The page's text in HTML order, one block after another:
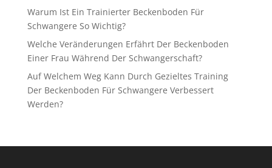
Warum Ist Ein Trainierter Beckenboden Für
Schwangere So Wichtig?
Welche Veränderungen Erfährt Der Beckenboden
Einer Frau Während Der Schwangerschaft?
Auf Welchem Weg Kann Durch Gezieltes Training
Der Beckenboden Für Schwangere Verbessert
Werden?